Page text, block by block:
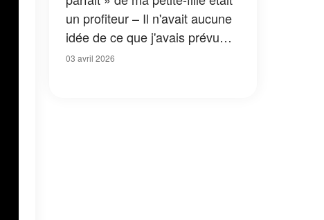
un profiteur – Il n'avait aucune
idée de ce que j'avais prévu
pour lui
03 avril 2026